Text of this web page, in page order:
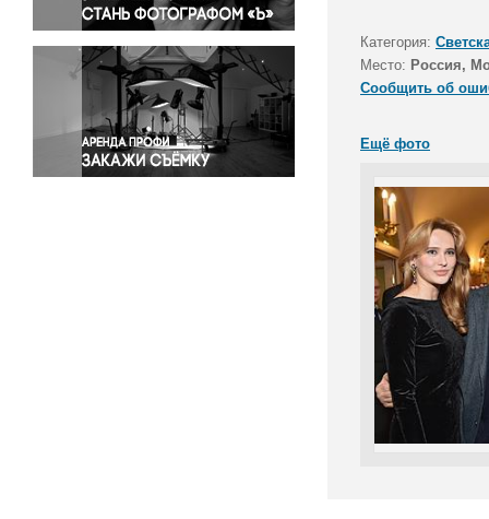
Религия
Светская жизнь
Спорт
Экология
Экономика и бизнес
Категория:
Место: Россия,
Сообщить об
Ещё фото